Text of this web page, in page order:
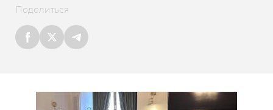
Поделиться